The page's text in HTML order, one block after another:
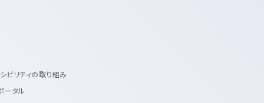
ビリティの取り組み
ータル